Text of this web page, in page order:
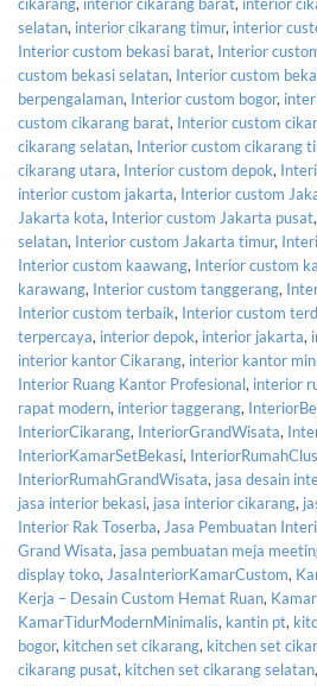
selatan, interior cikarang timur, interior
Interior custom bekasi barat, Interior
custom bekasi selatan, Interior custom
berpengalaman, Interior custom bogor,
custom cikarang barat, Interior custom
cikarang selatan, Interior custom cikarang
cikarang utara, Interior custom depok,
interior custom jakarta, Interior custom
Jakarta kota, Interior custom Jakarta pusat,
selatan, Interior custom Jakarta timur,
Interior custom kaawang, Interior custom
karawang, Interior custom tanggerang,
Interior custom terbaik, Interior custom
terpercaya, interior depok, interior jakarta,
interior kantor Cikarang, interior kantor
Interior Ruang Kantor Profesional, interior
rapat modern, interior taggerang,
InteriorCikarang, InteriorGrandWisata,
InteriorKamarSetBekasi,
InteriorRumahGrandWisata, jasa desain
jasa interior bekasi, jasa interior cikarang,
Interior Rak Toserba, Jasa Pembuatan
Grand Wisata, jasa pembuatan meja
display toko, JasaInteriorKamarCustom,
Kerja – Desain Custom Hemat Ruan,
KamarTidurModernMinimalis, kantin pt,
bogor, kitchen set cikarang, kitchen set
cikarang pusat, kitchen set cikarang selatan,